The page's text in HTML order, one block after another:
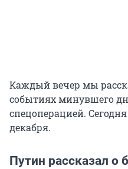
Каждый вечер мы
событиях минувшего
спецоперацией.
декабря.
Путин рассказал о